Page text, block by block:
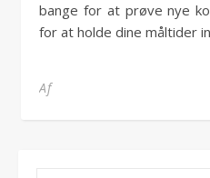
bange for at prøve nye
for at holde dine måltider
Af